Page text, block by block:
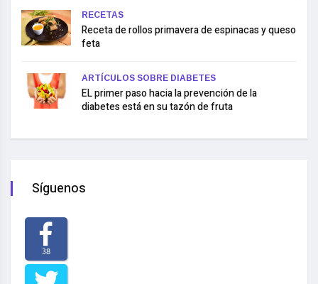
RECETAS
Receta de rollos primavera de espinacas y queso
feta
ARTÍCULOS SOBRE DIABETES
EL primer paso hacia la prevención de la
diabetes está en su tazón de fruta
Síguenos
38